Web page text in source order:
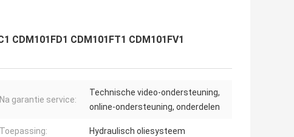
CDM101FD1 CDM101FT1 CDM101FV1
Na garantie service:
Technische video-ondersteuning,
online-ondersteuning, onderdelen
Toepassing: Hydraulisch oliesysteem